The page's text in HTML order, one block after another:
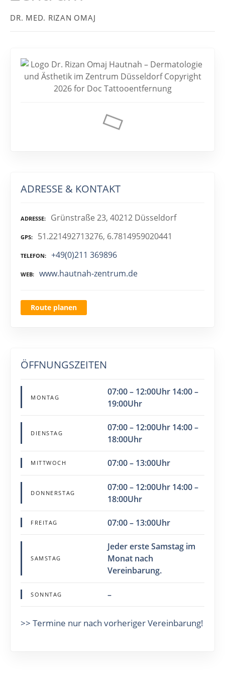
DR. MED. RIZAN OMAJ
ADRESSE & KONTAKT
ADRESSE Grünstraße 23, 40212 Düsseldorf
GPS 51.221492713276, 6.7814959020441
TELEFON +49(0)211 369896
WEB www.hautnah-zentrum.de
Route planen
ÖFFNUNGSZEITEN
MONTAG
07:00 – 12:00Uhr 14:00 –
19:00Uhr
DIENSTAG
07:00 – 12:00Uhr 14:00 –
18:00Uhr
MITTWOCH 07:00 – 13:00Uhr
DONNERSTAG
07:00 – 12:00Uhr 14:00 –
18:00Uhr
FREITAG 07:00 – 13:00Uhr
SAMSTAG
Jeder erste Samstag im
Monat nach
Vereinbarung.
SONNTAG –
>> Termine nur nach vorheriger Vereinbarung!